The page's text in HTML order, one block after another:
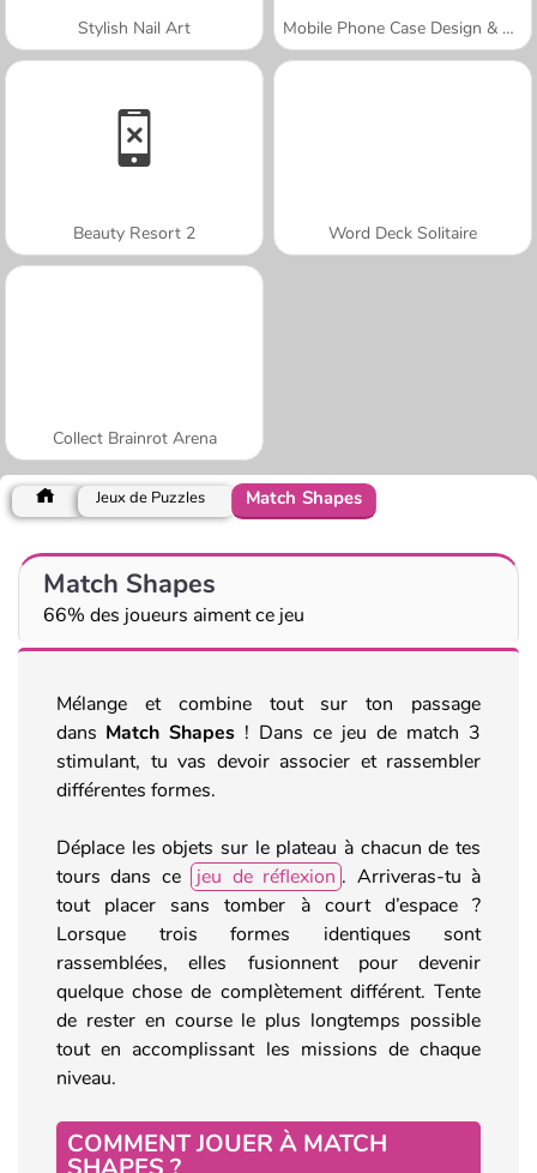
Stylish Nail Art Mobile Phone Case Design & DIY
Beauty Resort 2 Word Deck Solitaire
Collect Brainrot Arena
Jeux de Puzzles Match Shapes
Match Shapes
66% des joueurs aiment ce jeu
Mélange et combine tout sur ton passage
dans Match Shapes ! Dans ce jeu de match 3
stimulant, tu vas devoir associer et rassembler
différentes formes.
Déplace les objets sur le plateau à chacun de tes
tours dans ce
jeu de réflexion . Arriveras-tu à
tout placer sans tomber à court d’espace ?
Lorsque trois formes identiques sont
rassemblées, elles fusionnent pour devenir
quelque chose de complètement différent. Tente
de rester en course le plus longtemps possible
tout en accomplissant les missions de chaque
niveau.
COMMENT JOUER À MATCH